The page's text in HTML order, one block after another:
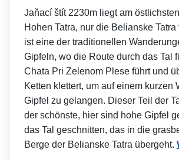
Jaňací štít 2230m liegt am
Hohen Tatra, nur die Belianske
ist eine der traditionellen
Gipfeln, wo die Route durch das Tal
Chata Pri Zelenom Plese führt und
Ketten klettert, um auf einem kurzen
Gipfel zu gelangen. Dieser Teil der
der schönste, hier sind hohe Gipfel
das Tal geschnitten, das in die
Berge der Belianske Tatra übergeht.